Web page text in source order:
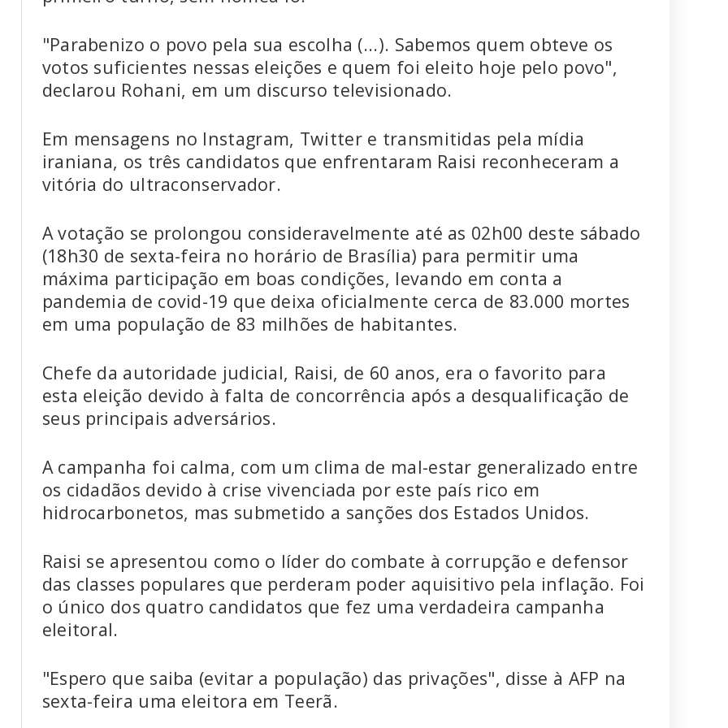
"Parabenizo o povo pela sua escolha (...). Sabemos quem obteve os
votos suficientes nessas eleições e quem foi eleito hoje pelo povo",
declarou Rohani, em um discurso televisionado.
Em mensagens no Instagram, Twitter e transmitidas pela mídia
iraniana, os três candidatos que enfrentaram Raisi reconheceram a
vitória do ultraconservador.
A votação se prolongou consideravelmente até as 02h00 deste sábado
(18h30 de sexta-feira no horário de Brasília) para permitir uma
máxima participação em boas condições, levando em conta a
pandemia de covid-19 que deixa oficialmente cerca de 83.000 mortes
em uma população de 83 milhões de habitantes.
Chefe da autoridade judicial, Raisi, de 60 anos, era o favorito para
esta eleição devido à falta de concorrência após a desqualificação de
seus principais adversários.
A campanha foi calma, com um clima de mal-estar generalizado entre
os cidadãos devido à crise vivenciada por este país rico em
hidrocarbonetos, mas submetido a sanções dos Estados Unidos.
Raisi se apresentou como o líder do combate à corrupção e defensor
das classes populares que perderam poder aquisitivo pela inflação. Foi
o único dos quatro candidatos que fez uma verdadeira campanha
eleitoral.
"Espero que saiba (evitar a população) das privações", disse à AFP na
sexta-feira uma eleitora em Teerã.